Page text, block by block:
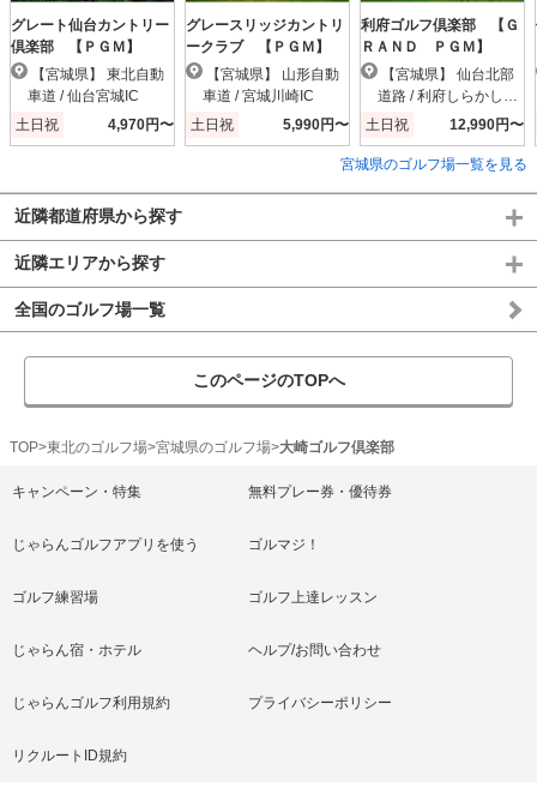
グレート仙台カントリー
倶楽部 【ＰＧＭ】
車道 / 仙台宮城IC
土日祝
4,970円〜
グレースリッジカントリ
ークラブ 【ＰＧＭ】
車道 / 宮城川崎IC
土日祝
5,990円〜
利府ゴルフ倶楽部 【Ｇ
ＲＡＮＤ ＰＧＭ】
道路 / 利府しらかし台I
C
土日祝 12,990円〜
宮城県のゴルフ場一覧を見る
近隣都道府県から探す
近隣エリアから探す
全国のゴルフ場一覧
このページのTOPへ
TOP 東北のゴルフ場 宮城県のゴルフ場 大崎ゴルフ倶楽部
キャンペーン・特集 無料プレー券・優待券
じゃらんゴルフアプリを使う ゴルマジ！
ゴルフ練習場 ゴルフ上達レッスン
じゃらん宿・ホテル ヘルプ/お問い合わせ
じゃらんゴルフ利用規約 プライバシーポリシー
リクルートID規約